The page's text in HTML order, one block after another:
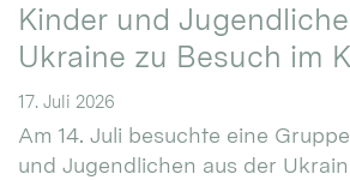
Kinder und
Ukraine zu Besuch im
17. Juli 2026
Am 14. Juli besuchte eine
und Jugendlichen aus der